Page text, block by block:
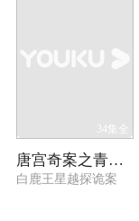
34集全
唐宫奇案之青雾风鸣
白鹿王星越探诡案